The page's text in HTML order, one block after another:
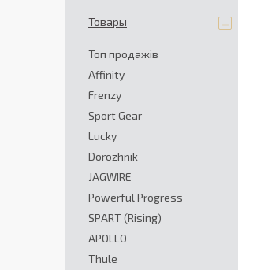
Товары
Топ продажів
Affinity
Frenzy
Sport Gear
Lucky
Dorozhnik
JAGWIRE
Powerful Progress
SPART (Rising)
APOLLO
Thule